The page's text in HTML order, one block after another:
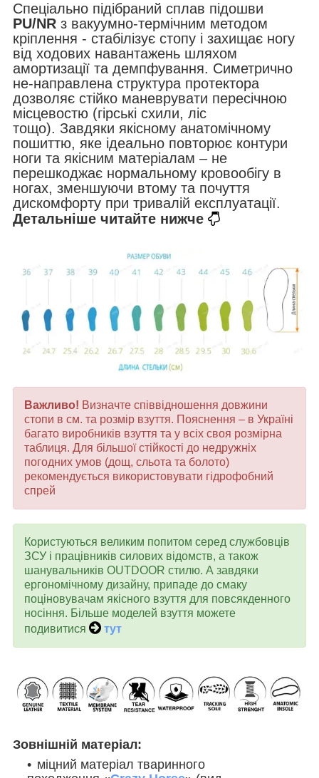
Спеціально підібраний сплав підошви
PU/NR з вакуумно-термічним методом
кріплення - стабілізує стопу і захищає ногу
від ходових навантажень шляхом
амортизації та демпфування. Симетрично
не-направлена структура протектора
дозволяє стійко маневрувати пересічною
місцевостю (гірські схили, ліс
тощо). Завдяки якісному анатомічному
пошиттю, яке ідеально повторює контури
ноги та якісним матеріалам – не
перешкоджає нормальному кровообігу в
ногах, зменшуючи втому та почуття
дискомфорту при тривалій експлуатації.
Детальніше читайте нижче
Важливо! Визначте співвідношення довжини
стопи в см. та розмір взуття. Пояснення – в Україні
багато виробників взуття та у всіх своя розмірна
таблиця. Для більшої стійкості до недружніх
погодних умов (дощ, сльота та болото)
рекомендується використовувати гідрофобний
спрей
Користуються великим попитом серед службовців
ЗСУ і працівників силових відомств, а також
шанувальників OUTDOOR стилю. А завдяки
ергономічному дизайну, припаде до смаку
поціновувачам якісного взуття для повсякденного
носіння. Більше моделей взуття можете
подивитися
тут
Зовнішній матеріал:
міцний матеріал тваринного